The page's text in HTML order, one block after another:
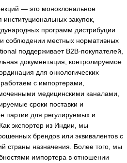
— это моноклональное
закупок,
программ дистрибуции
соблюдении местных нормативных
поддерживает B2B-покупателей,
документация, контролируемое
для онкологических
с импортерами,
медицинскими каналами,
сроки поставки и
партии для регулируемых и
экспортер из Индии, мы
брендов или эквивалентов с
страны назначения. Более того, мы
импортера в отношении